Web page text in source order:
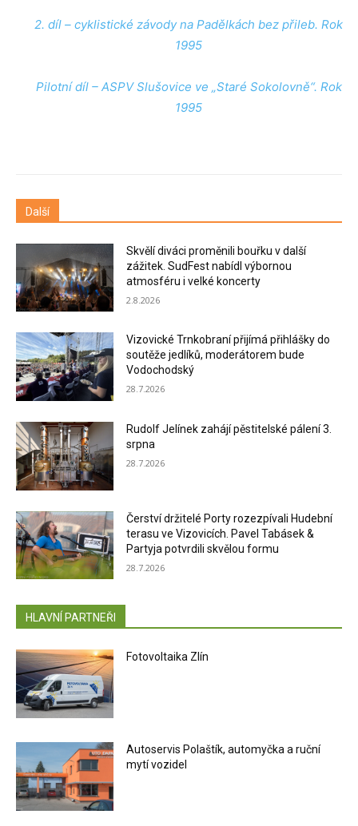
2. díl – cyklistické závody na Padělkách bez přileb. Rok
1995
Pilotní díl – ASPV Slušovice ve „Staré Sokolovně“. Rok
1995
Další
Skvělí diváci proměnili bouřku v další
zážitek. SudFest nabídl výbornou
atmosféru i velké koncerty
2.8.2026
Vizovické Trnkobraní přijímá přihlášky do
soutěže jedlíků, moderátorem bude
Vodochodský
28.7.2026
Rudolf Jelínek zahájí pěstitelské pálení 3.
srpna
28.7.2026
Čerství držitelé Porty rozezpívali Hudební
terasu ve Vizovicích. Pavel Tabásek &
Partyja potvrdili skvělou formu
28.7.2026
HLAVNÍ PARTNEŘI
Fotovoltaika Zlín
Autoservis Polaštík, automyčka a ruční
mytí vozidel